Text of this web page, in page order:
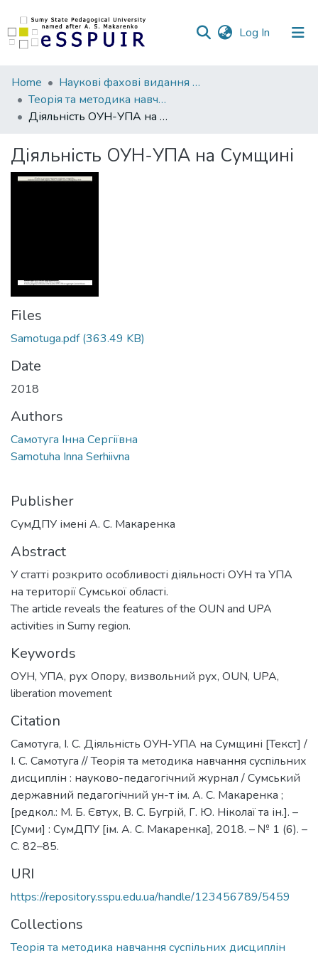
Log In (current)
Communities
&
Collections
Statistics
Home
Наукові фахові видання СумДПУ
Теорія та методика навчання суспільних дисциплін
Діяльність ОУН-УПА на Сумщині
Діяльність ОУН-УПА на Сумщині
Files
Samotuga.pdf(363.49 KB)
Date
2018
Authors
Самотуга Інна Сергіївна
Samotuha Inna Serhiivna
Publisher
СумДПУ імені А. С. Макаренка
Abstract
У статті розкрито особливості діяльності ОУН та УПА
на території Сумської області.
The article reveals the features of the OUN and UPA
activities in Sumy region.
Keywords
ОУН, УПА, рух Опору, визвольний рух, OUN, UPA,
liberation movement
Citation
Самотуга, І. С. Діяльність ОУН-УПА на Сумщині [Текст] /
І. С. Самотуга // Теорія та методика навчання суспільних
дисциплін : науково-педагогічний журнал / Сумський
державний педагогічний ун-т ім. А. С. Макаренка ;
[редкол.: М. Б. Євтух, В. С. Бугрій, Г. Ю. Ніколаї та ін.]. –
[Суми] : СумДПУ [ім. А. С. Макаренка], 2018. – № 1 (6). –
С. 82–85.
URI
https://repository.sspu.edu.ua/handle/123456789/5459
Collections
Теорія та методика навчання суспільних дисциплін